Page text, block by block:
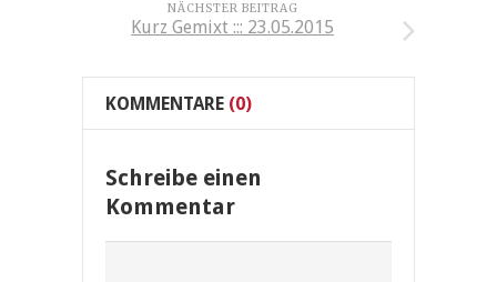
NÄCHSTER BEITRAG
Kurz Gemixt ::: 23.05.2015
KOMMENTARE (0)
Schreibe einen
Kommentar